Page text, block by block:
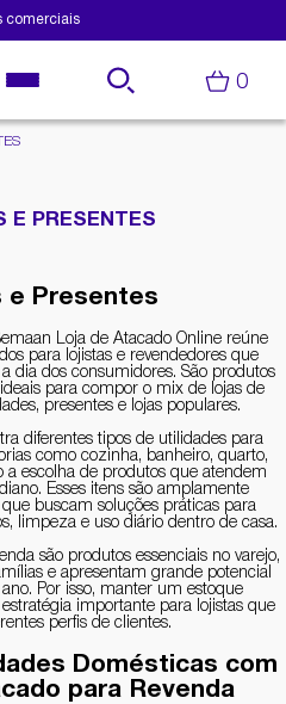
comerciais
0
E PRESENTES
e Presentes
Loja de Atacado Online reúne
para lojistas e revendedores que
dia dos consumidores. São produtos
para compor o mix de lojas de
presentes e lojas populares.
diferentes tipos de utilidades para
como cozinha, banheiro, quarto,
a escolha de produtos que atendem
Esses itens são amplamente
buscam soluções práticas para
limpeza e uso diário dentro de casa.
são produtos essenciais no varejo,
e apresentam grande potencial
Por isso, manter um estoque
importante para lojistas que
perfis de clientes.
Domésticas com
para Revenda